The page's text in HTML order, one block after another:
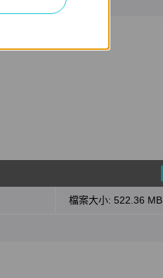
檔案大小: 522.36 MB